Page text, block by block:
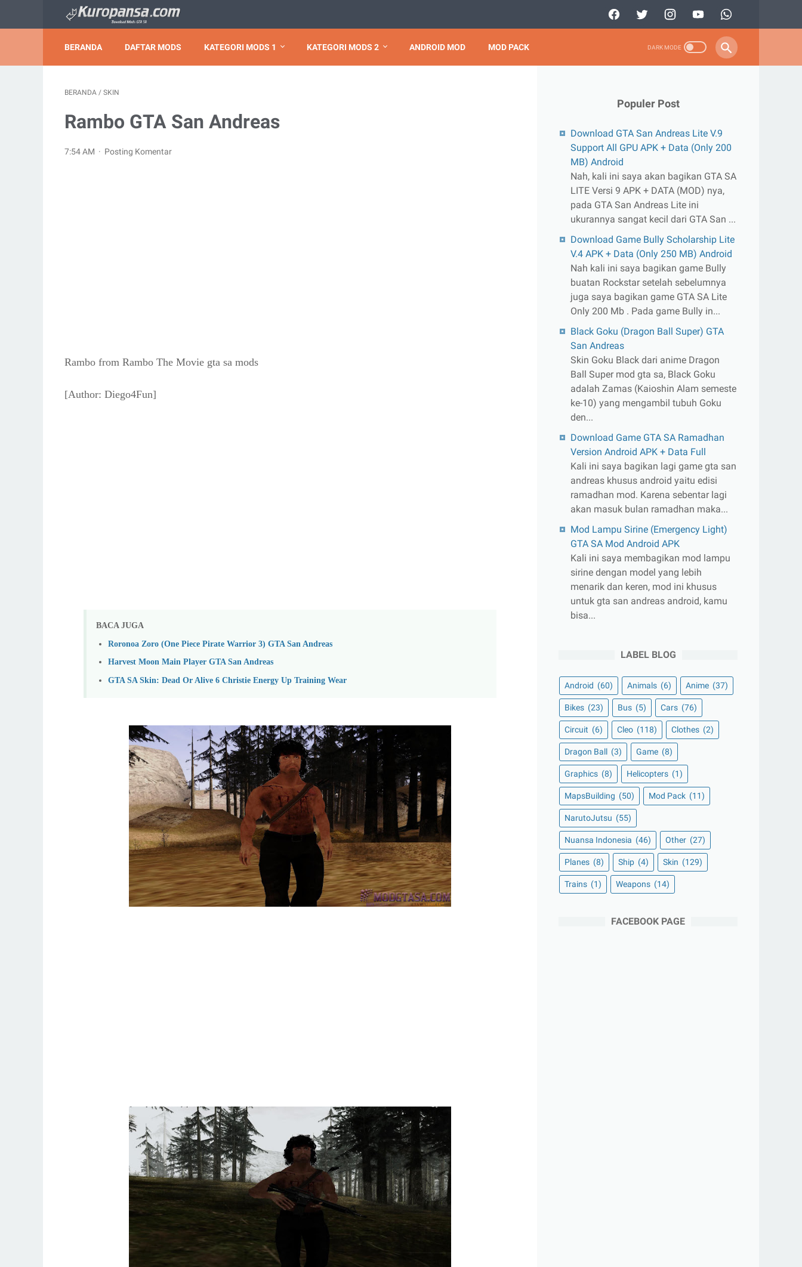
BERANDA DAFTAR MODS KATEGORI MODS 1 KATEGORI MODS 2 ANDROID MOD MOD PACK
BERANDA / SKIN
Rambo GTA San Andreas
7:54 AM Posting Komentar
Rambo from Rambo The Movie gta sa mods
[Author: Diego4Fun]
BACA JUGA
Roronoa Zoro (One Piece Pirate Warrior 3) GTA San Andreas
Harvest Moon Main Player GTA San Andreas
GTA SA Skin: Dead Or Alive 6 Christie Energy Up Training Wear
Populer Post
Download GTA San Andreas Lite V.9
Support All GPU APK + Data (Only 200
MB) Android
Nah, kali ini saya akan bagikan GTA SA
LITE Versi 9 APK + DATA (MOD) nya,
pada GTA San Andreas Lite ini
ukurannya sangat kecil dari GTA San ...
Download Game Bully Scholarship Lite
V.4 APK + Data (Only 250 MB) Android
Nah kali ini saya bagikan game Bully
buatan Rockstar setelah sebelumnya
juga saya bagikan game GTA SA Lite
Only 200 Mb . Pada game Bully in...
Black Goku (Dragon Ball Super) GTA
San Andreas
Skin Goku Black dari anime Dragon
Ball Super mod gta sa, Black Goku
adalah Zamas (Kaioshin Alam semeste
ke-10) yang mengambil tubuh Goku
den...
Download Game GTA SA Ramadhan
Version Android APK + Data Full
Kali ini saya bagikan lagi game gta san
andreas khusus android yaitu edisi
ramadhan mod. Karena sebentar lagi
akan masuk bulan ramadhan maka...
Mod Lampu Sirine (Emergency Light)
GTA SA Mod Android APK
Kali ini saya membagikan mod lampu
sirine dengan model yang lebih
menarik dan keren, mod ini khusus
untuk gta san andreas android, kamu
bisa...
LABEL BLOG
Android (60) Animals (6) Anime (37)
Bikes (23) Bus (5) Cars (76)
Circuit (6) Cleo (118) Clothes (2)
Dragon Ball (3) Game (8)
Graphics (8) Helicopters (1)
MapsBuilding (50) Mod Pack (11)
NarutoJutsu (55)
Nuansa Indonesia (46) Other (27)
Planes (8) Ship (4) Skin (129)
Trains (1) Weapons (14)
FACEBOOK PAGE